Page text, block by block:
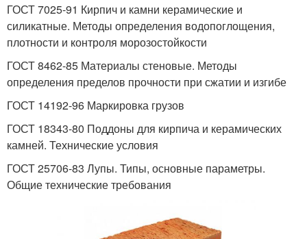
ГОСТ 7025-91 Кирпич и камни керамические и
силикатные. Методы определения водопоглощения,
плотности и контроля морозостойкости
ГОСТ 8462-85 Материалы стеновые. Методы
определения пределов прочности при сжатии и изгибе
ГОСТ 14192-96 Маркировка грузов
ГОСТ 18343-80 Поддоны для кирпича и керамических
камней. Технические условия
ГОСТ 25706-83 Лупы. Типы, основные параметры.
Общие технические требования